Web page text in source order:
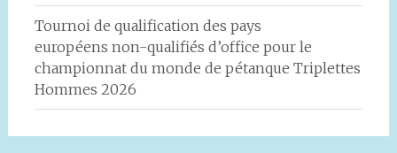
Tournoi de qualification des pays
européens non-qualifiés d’office pour le
championnat du monde de pétanque Triplettes
Hommes 2026